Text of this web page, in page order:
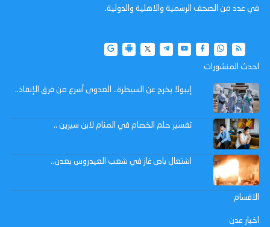
في عدد من الصحف الرسمية والاهلية والدولية.
احدث المنشورات
إيبولا يخرج عن السيطرة.. العدوى أسرع من فرق الإنقاذ..
تفسير حلم الخصام في المنام لابن سيرين ..
اشتعال باص غاز في شعب العيدروس بعدن..
الاقسام
اخبار عدن